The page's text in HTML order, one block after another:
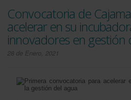
Convocatoria de
acelerar en su
innovadores en gestión
28 de Enero, 2021